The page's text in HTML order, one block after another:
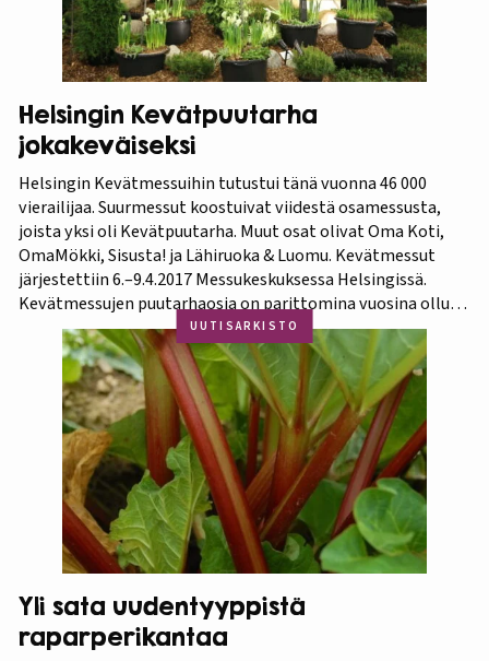
Helsingin Kevätpuutarha
jokakeväiseksi
Helsingin Kevätmessuihin tutustui tänä vuonna 46 000
vierailijaa. Suurmessut koostuivat viidestä osamessusta,
joista yksi oli Kevätpuutarha. Muut osat olivat Oma Koti,
OmaMökki, Sisusta! ja Lähiruoka & Luomu. Kevätmessut
järjestettiin 6.–9.4.2017 Messukeskuksessa Helsingissä.
Kevätmessujen puutarhaosia on parittomina vuosina ollut
Kevätpuutarha ja parillisina Oma Piha -messut. Jatkossa
joka kevät puutarhanäyttelyn nimi tulee olemaan
Kevätpuutarha. Kevätpuutarhan kumppanina on
Puutarhaliitto.…
UUTISARKISTO
Yli sata uudentyyppistä
raparperikantaa